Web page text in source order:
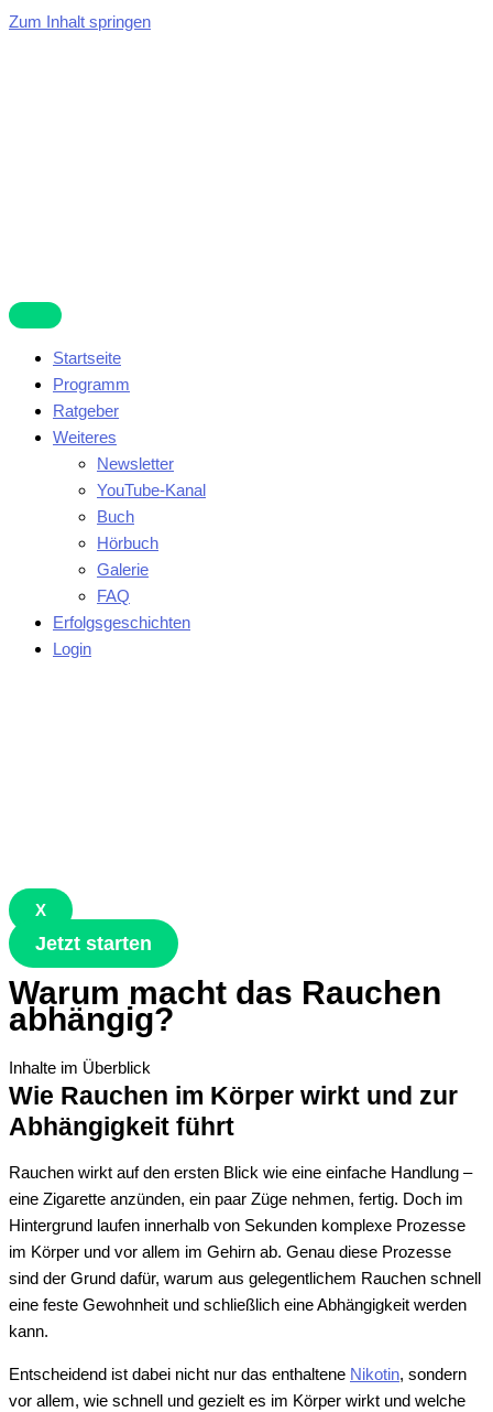
Zum Inhalt springen
Startseite
Programm
Ratgeber
Weiteres
Newsletter
YouTube-Kanal
Buch
Hörbuch
Galerie
FAQ
Erfolgsgeschichten
Login
X
Jetzt starten
Warum macht das Rauchen
abhängig?
Inhalte im Überblick
Wie Rauchen im Körper wirkt und zur
Abhängigkeit führt
Rauchen wirkt auf den ersten Blick wie eine einfache Handlung –
eine Zigarette anzünden, ein paar Züge nehmen, fertig. Doch im
Hintergrund laufen innerhalb von Sekunden komplexe Prozesse
im Körper und vor allem im Gehirn ab. Genau diese Prozesse
sind der Grund dafür, warum aus gelegentlichem Rauchen schnell
eine feste Gewohnheit und schließlich eine Abhängigkeit werden
kann.
Entscheidend ist dabei nicht nur das enthaltene Nikotin, sondern
vor allem, wie schnell und gezielt es im Körper wirkt und welche